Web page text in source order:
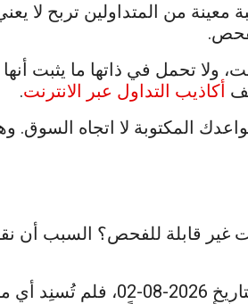
من المتداولين تربح لا
تحمل في ذاتها ما يثبت
أكاذيب التداول عبر الانترنت.
المكتوبة لا اتجاه
غير قابلة للفحص؟ السبب
وقد فحصنا ست صفحات عربية تظهر